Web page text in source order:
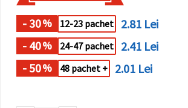
- 30% 12-23 pachet
2.81 Lei
- 40% 24-47 pachet
2.41 Lei
- 50% 48 pachet + 2.01 Lei